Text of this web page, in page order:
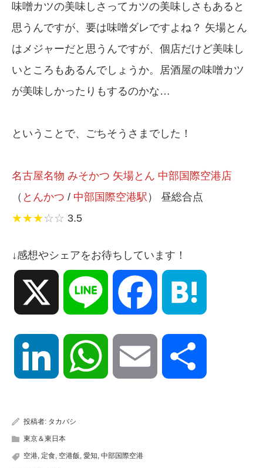
味噌カツの美味しさってカツの美味しさもあると
思うんですが、要は味噌ダレですよね？ 矢場とん
はメジャーだと思うんですが、個店だけど美味し
いところもあるんでしょうか。居酒屋の味噌カツ
が美味しかったりもするのかな…
ということで、ごちそうさまでした！
名古屋名物 みそかつ 矢場とん 中部国際空港店
（ とんかつ / 中部国際空港駅 ） 昼総合点
★★★☆☆ 3.5
↓感想やシェアをお待ちしています！
Line Facebook
LinkedIn WhatsApp Email
投稿者: タカバシ
東京＆東日本
空港, 定食, 空港飯, 愛知, 中部国際空港